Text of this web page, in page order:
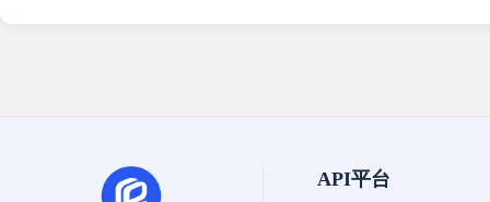
API平台